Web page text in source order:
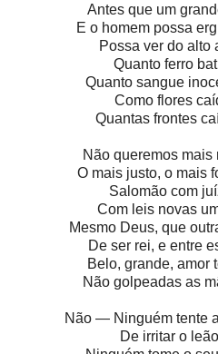
Antes que um
E o homem possa
Possa ver do alto
Quanto ferro
Quanto sangue
Como flores
Quantas frontes
Não queremos mais
O mais justo, o mais
Salomão com
Com leis novas
Mesmo Deus, que
De ser rei, e entre
Belo, grande, amor
Não golpeadas as
Não — Ninguém tente
De irritar o